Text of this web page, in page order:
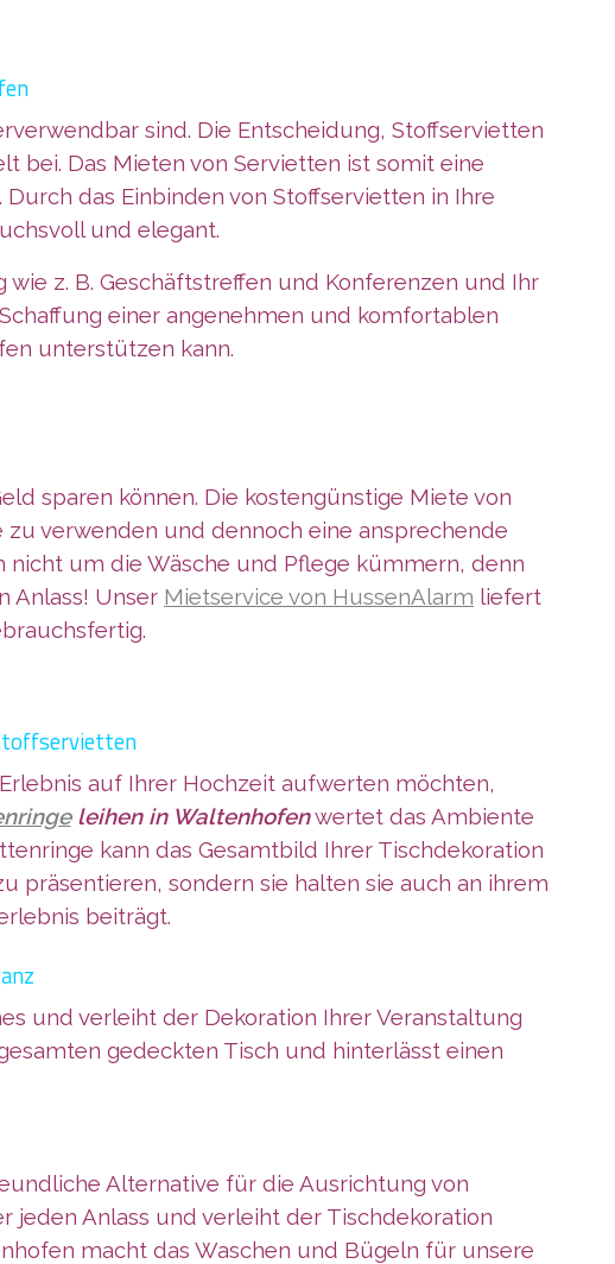
sind. Die Entscheidung, Stoffservietten
bei. Das Mieten von Servietten ist somit eine
das Einbinden von Stoffservietten in Ihre
und elegant.
z. B. Geschäftstreffen und Konferenzen und Ihr
einer angenehmen und komfortablen
unterstützen kann.
sparen können. Die kostengünstige Miete von
verwenden und dennoch eine ansprechende
um die Wäsche und Pflege kümmern, denn
Anlass! Unser Mietservice von HussenAlarm liefert
auf Ihrer Hochzeit aufwerten möchten,
leihen in Waltenhofenwertet das Ambiente
kann das Gesamtbild Ihrer Tischdekoration
präsentieren, sondern sie halten sie auch an ihrem
beiträgt.
und verleiht der Dekoration Ihrer Veranstaltung
gedeckten Tisch und hinterlässt einen
Alternative für die Ausrichtung von
jeden Anlass und verleiht der Tischdekoration
macht das Waschen und Bügeln für unsere